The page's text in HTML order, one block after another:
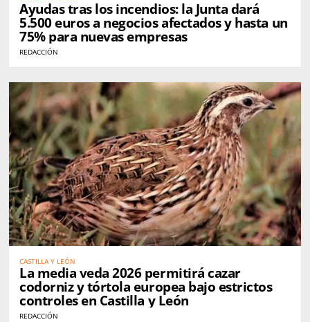
Ayudas tras los incendios: la Junta dará
5.500 euros a negocios afectados y hasta un
75% para nuevas empresas
REDACCIÓN
CASTILLA Y LEÓN
La media veda 2026 permitirá cazar
codorniz y tórtola europea bajo estrictos
controles en Castilla y León
REDACCIÓN